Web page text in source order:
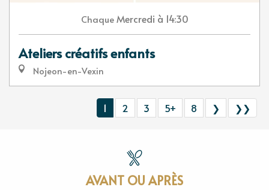
Chaque Mercredi à 14:30
Ateliers créatifs enfants
Nojeon-en-Vexin
1 2 3 5+ 8 ❯ ❯❯
AVANT OU APRÈS